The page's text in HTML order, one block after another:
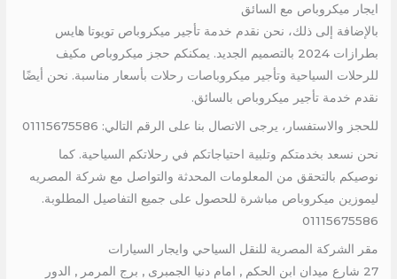
ايجار ميكروباص مع السائق
بالإضافة إلى ذلك، نحن نقدم خدمة تأجير ميكروباص تويوتا هايس
بطرازات 2024 بالتصميم الجديد. يمكنكم حجز ميكروباص مكيف
للرحلات السياحية وتأجير ميكروباصات رحلات بأسعار مناسبة. نحن أيضًا
نقدم خدمة تأجير ميكروباص بالسائق.
للحجز والاستفسار، يرجى الاتصال بنا على الرقم التالي: 01115675586
نحن نسعد بخدمتكم وتلبية احتياجاتكم في رحلاتكم السياحية. كما
نوصيكم بالتحقق من المعلومات المحدثة والتواصل مع شركة المصريه
ليموزين ميكروباص مباشرة للحصول على جميع التفاصيل المطلوبة.
01115675586
مقر الشركة المصرية للنقل السياحي وايجار السيارات
27 شارع ميدان ابن الحكم , امام دنيا الجمبرى , برج المرمر , الدور